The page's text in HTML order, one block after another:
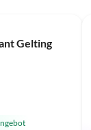
Gelting